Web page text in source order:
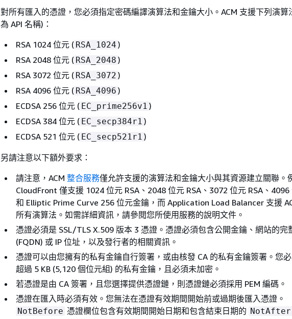
對所有匯入的憑證，您必須指定密碼編譯演算法和金鑰大小。ACM 支援下列演算
為 API 名稱)：
RSA 1024 位元 ( RSA_1024 )
RSA 2048 位元 ( RSA_2048 )
RSA 3072 位元 ( RSA_3072 )
RSA 4096 位元 ( RSA_4096 )
ECDSA 256 位元 ( EC_prime256v1 )
ECDSA 384 位元 ( EC_secp384r1 )
ECDSA 521 位元 ( EC_secp521r1 )
另請注意以下額外要求：
請注意，ACM 整合服務僅允許支援的演算法和金鑰大小與其資源建立關聯。
CloudFront 僅支援 1024 位元 RSA、2048 位元 RSA、3072 位元 RSA、4096
和 Elliptic Prime Curve 256 位元金鑰，而 Application Load Balancer 支援
所有演算法。如需詳細資訊，請參閱您所使用服務的說明文件。
憑證必須是 SSL/TLS X.509 版本 3 憑證。憑證必須包含公開金鑰、網站的完
(FQDN) 或 IP 位址，以及發行者的相關資訊。
憑證可以由您擁有的私有金鑰自行簽署，或由核發 CA 的私有金鑰簽署。您
超過 5 KB (5,120 個位元組) 的私有金鑰，且必須未加密。
若憑證是由 CA 簽署，且您選擇提供憑證鏈，則憑證鏈必須採用 PEM 編碼。
憑證在匯入時必須有效。您無法在憑證有效期間開始前或過期後匯入憑證。
NotBefore 憑證欄位包含有效期間開始日期和包含結束日期的 NotAfter